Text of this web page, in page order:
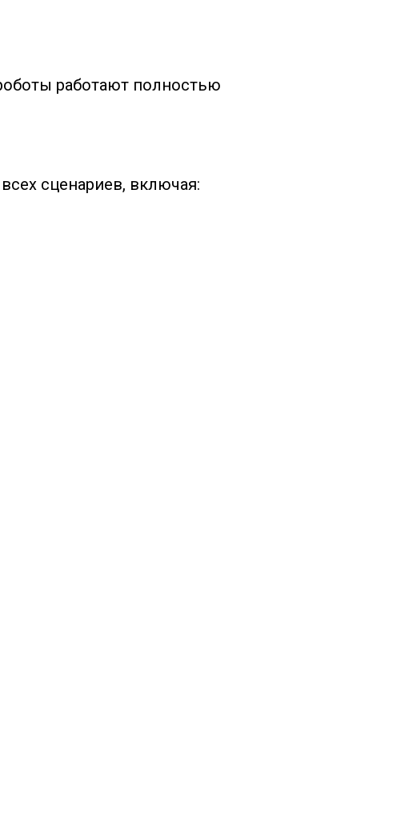
работают полностью
сценариев, включая: